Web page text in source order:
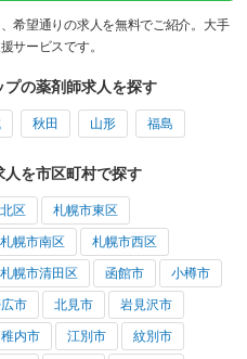
希望通りの求人を無料でご紹介。大手
サービスです。
の薬剤師求人を探す
秋田 山形 福島
を市区町村で探す
区 札幌市東区
札幌市南区 札幌市西区
札幌市清田区 函館市 小樽市
市 北見市 岩見沢市
稚内市 江別市 紋別市